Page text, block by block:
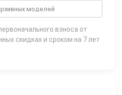
моделей
взноса от
скидках и сроком на 7 лет